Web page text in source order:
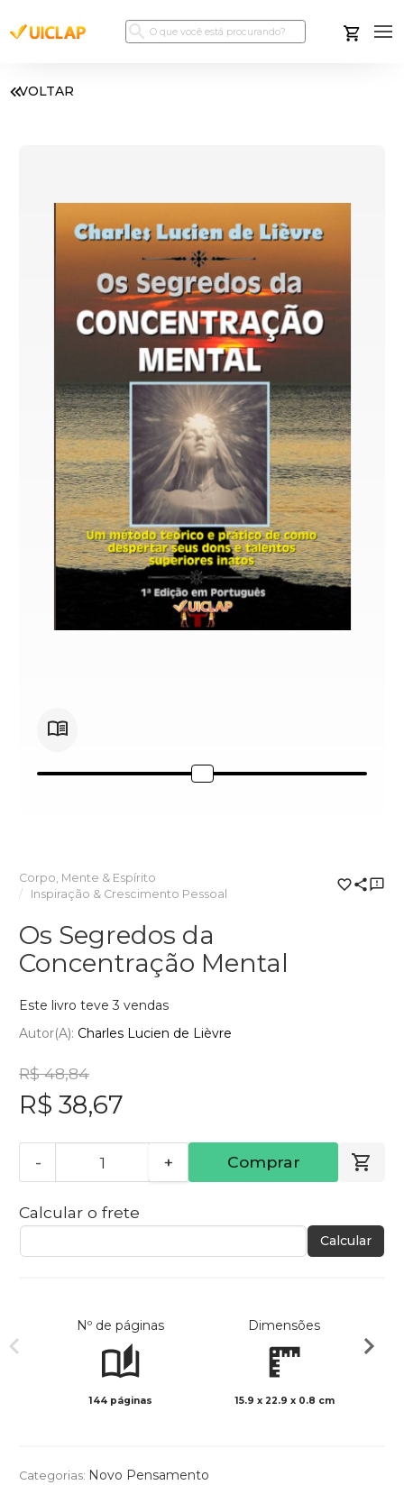
VOLTAR
Corpo, Mente & Espírito
Inspiração & Crescimento Pessoal
Os Segredos da
Concentração Mental
Este livro teve 3 vendas
Autor(a): Charles Lucien de Lièvre
R$ 48,84
R$ 38,67
- + Comprar
Calcular o frete
Calcular
Nº de páginas
144 páginas
Dimensões
15.9 x 22.9 x 0.8 cm
Categorias: Novo Pensamento